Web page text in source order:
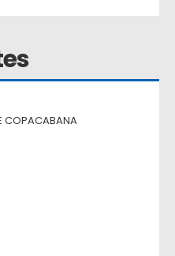
COPACABANA